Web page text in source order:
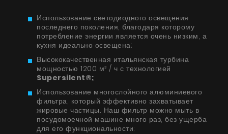
Использование светодиодного освещения
последнего поколения, благодаря которому
потребление энергии является очень низким, а
кухня идеально освещена;
Высококачественная итальянская турбина
мощностью 1200 м³ / ч с технологией
Supersilent®;
Использование многослойного алюминиевого
фильтра, который эффективно захватывает
жировые частицы. Наш фильтр можно мыть в
посудомоечной машине много раз, без ущерба
для его функциональности;